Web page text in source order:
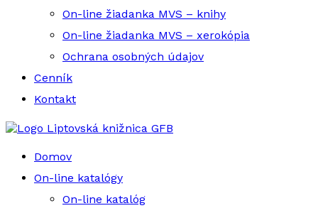
On-line žiadanka MVS – knihy
On-line žiadanka MVS – xerokópia
Ochrana osobných údajov
Cenník
Kontakt
Liptovská knižnica GFB
Domov
On-line katalógy
On-line katalóg